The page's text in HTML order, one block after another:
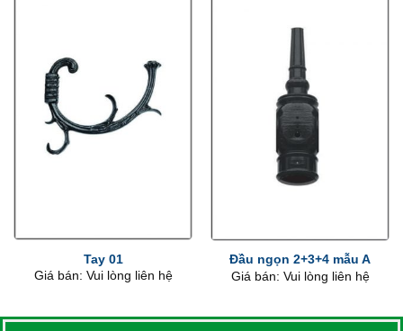
Tay 01
Giá bán: Vui lòng liên hệ
Đầu ngọn 2+3+4 mẫu A
Giá bán: Vui lòng liên hệ